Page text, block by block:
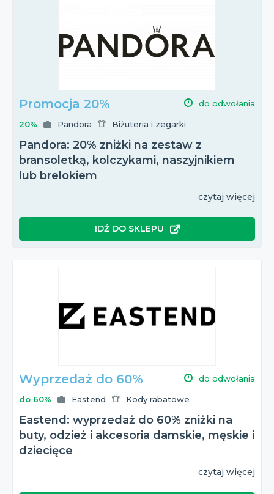
Promocja 20% do odwołania
20% Pandora Biżuteria i zegarki
Pandora: 20% zniżki na zestaw z
bransoletką, kolczykami, naszyjnikiem
lub brelokiem
czytaj więcej
IDŹ DO SKLEPU
Wyprzedaż do 60% do odwołania
do 60% Eastend Kody rabatowe
Eastend: wyprzedaż do 60% zniżki na
buty, odzież i akcesoria damskie, męskie i
dziecięce
czytaj więcej